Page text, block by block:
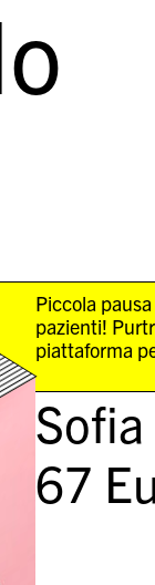
Piccola
pazienti!
piattaforma
67